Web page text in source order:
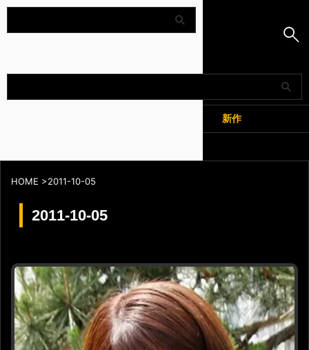
Amapedia
新作
HOME >2011-10-05
2011-10-05